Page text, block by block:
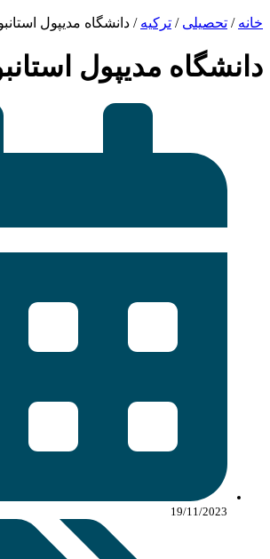
خانه / تحصیلی / ترکیه / دانشگاه مدیپول
دانشگاه مدیپول
19/11/2023